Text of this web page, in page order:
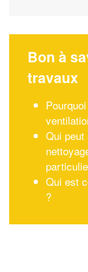
Bon à
travaux
Qui peut
Qui est
?